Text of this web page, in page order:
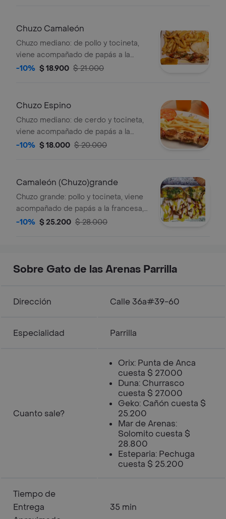
Chuzo Camaleón
Chuzo mediano: de pollo y tocineta,
viene acompañado de papás a la
francesa, patacón, arepa y ensalada.
-10% $ 18.900 $ 21.000
Chuzo Espino
Chuzo mediano: de cerdo y tocineta,
viene acompañado de papás a la
francesa, patacón, arepa y ensalada.
-10% $ 18.000 $ 20.000
Camaleón (Chuzo)grande
Chuzo grande: pollo y tocineta, viene
acompañado de papás a la francesa,
patacón, arepa y ensalada.
-10% $ 25.200 $ 28.000
Sobre Gato de las Arenas Parrilla
Dirección Calle 36a#39-60
Especialidad Parrilla
Cuanto sale?
Orix: Punta de Anca
cuesta $ 27.000
Duna: Churrasco
cuesta $ 27.000
Geko: Cañón cuesta $
25.200
Mar de Arenas:
Solomito cuesta $
28.800
Esteparia: Pechuga
cuesta $ 25.200
Tiempo de
Entrega
35 min